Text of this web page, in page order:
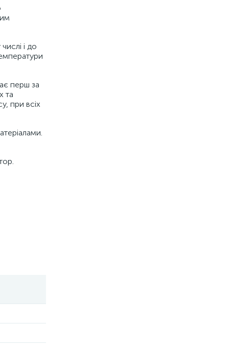
і до
перш за
та
при всіх